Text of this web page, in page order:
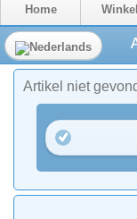
Home Winkel
Artikel niet